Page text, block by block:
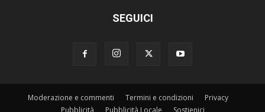
SEGUICI
Moderazione e commenti Termini e condizioni
Privacy
Pubblicità
Pubblicità Locale Sostienici